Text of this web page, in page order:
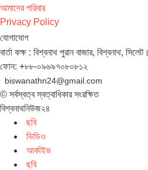
আমাদের পরিবার
Privacy Policy
যোগাযোগ
বার্তা কক্ষ : বিশ্বনাথ পুরান বাজার, বিশ্বনাথ, সিলেট।
ফোন: +৮৮-০৯৬৯৭০৮০৮১২
biswanathn24@gmail.com
© সর্বস্বত্ব স্বত্বাধিকার সংরক্ষিত
বিশ্বনাথনিউজ২৪
ছবি
ভিডিও
আর্কাইভ
ছবি